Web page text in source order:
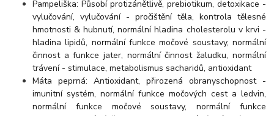
Pampeliška: Působí protizánětlivě, prebiotikum, detoxikace -
vylučování, vylučování - pročištění těla, kontrola tělesné
hmotnosti & hubnutí, normální hladina cholesterolu v krvi -
hladina lipidů, normální funkce močové soustavy, normální
činnost a funkce jater, normální činnost žaludku, normální
trávení - stimulace, metabolismus sacharidů, antioxidant
Máta peprná: Antioxidant, přirozená obranyschopnost -
imunitní systém, normální funkce močových cest a ledvin,
normální funkce močové soustavy, normální funkce